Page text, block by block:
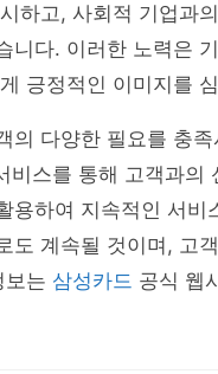
하고, 사회적 기업과
니다. 이러한 노력은
긍정적인 이미지를
의 다양한 필요를 충
비스를 통해 고객과의
용하여 지속적인 서
도 계속될 것이며, 고
보는 삼성카드 공식 웹